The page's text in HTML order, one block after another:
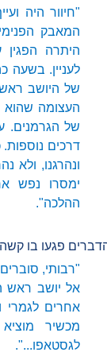
"חיוור היה
המאבק
היתרה הפגין
לעניין. בשעה
של היושב ראש
העצומה שהוא
של הגרמנים.
דרכים נוספות.
ונהרגנו, ולא
ימסרו נפש
ההלכה".
פגעו בו
"רבותי,
אל יושב ראש
אחרים לגמרי
מכשיר
לגסטאפו...".